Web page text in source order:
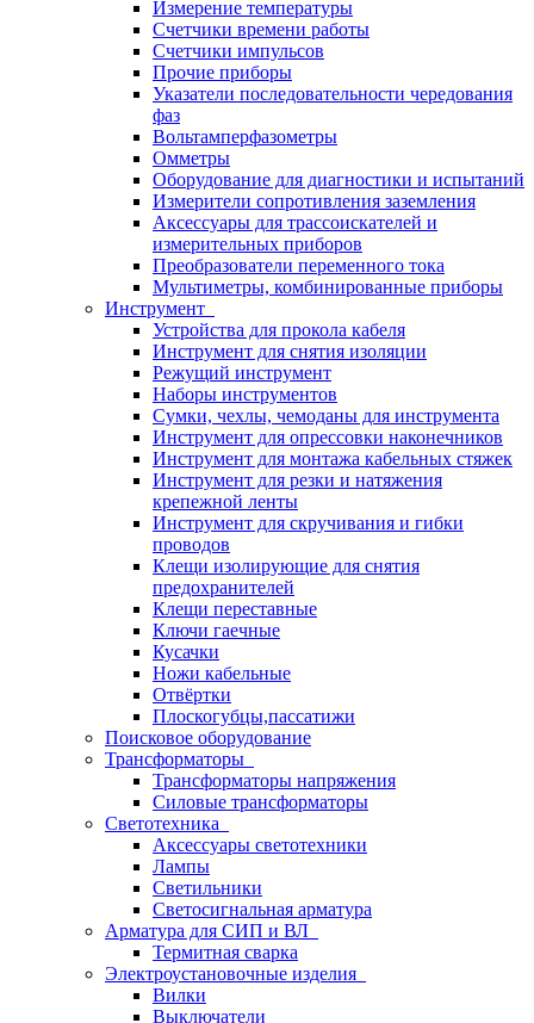
Измерение температуры
Счетчики времени работы
Счетчики импульсов
Прочие приборы
Указатели последовательности чередования
фаз
Вольтамперфазометры
Омметры
Оборудование для диагностики и испытаний
Измерители сопротивления заземления
Аксессуары для трассоискателей и
измерительных приборов
Преобразователи переменного тока
Мультиметры, комбинированные приборы
Инструмент
Устройства для прокола кабеля
Инструмент для снятия изоляции
Режущий инструмент
Наборы инструментов
Сумки, чехлы, чемоданы для инструмента
Инструмент для опрессовки наконечников
Инструмент для монтажа кабельных стяжек
Инструмент для резки и натяжения
крепежной ленты
Инструмент для скручивания и гибки
проводов
Клещи изолирующие для снятия
предохранителей
Клещи переставные
Ключи гаечные
Кусачки
Ножи кабельные
Отвёртки
Плоскогубцы,пассатижи
Поисковое оборудование
Трансформаторы
Трансформаторы напряжения
Силовые трансформаторы
Светотехника
Аксессуары светотехники
Лампы
Светильники
Светосигнальная арматура
Арматура для СИП и ВЛ
Термитная сварка
Электроустановочные изделия
Вилки
Выключатели